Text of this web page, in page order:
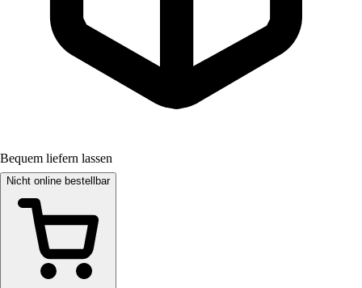
Bequem liefern lassen
Nicht online bestellbar